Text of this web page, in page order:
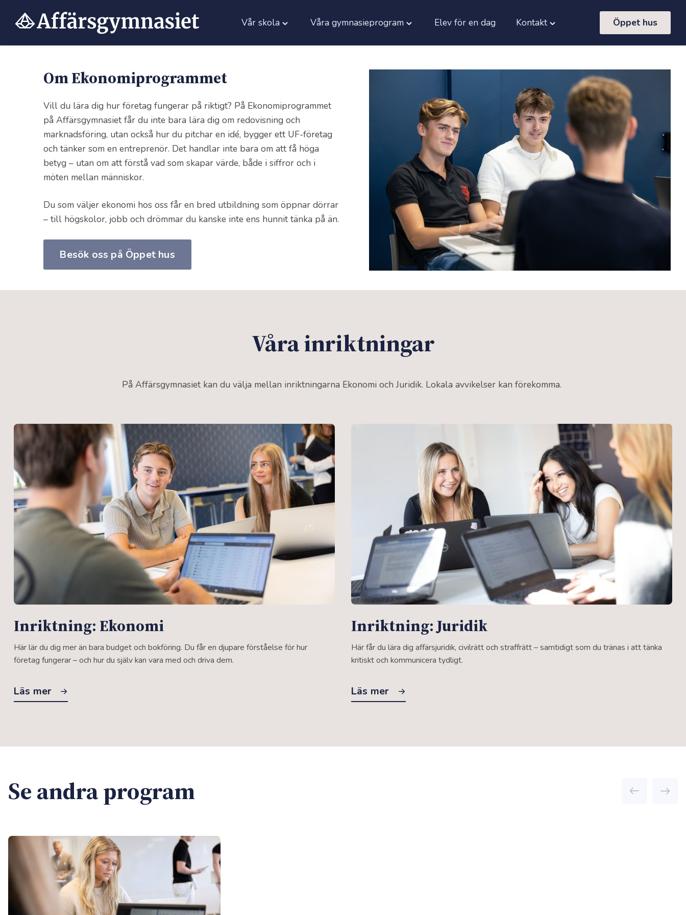
Hoppa
till
Vår skola
"Vår
Våra gymnasie­program
"Våra
program"
Elev för en dag Kontakt
Toggle
"Kontakt"
Öppet hus
Om Ekonomi­programmet
Vill du lära dig hur företag fungerar på riktigt? På Ekonomiprogrammet
på Affärsgymnasiet får du inte bara lära dig om redovisning och
marknadsföring, utan också hur du pitchar en idé, bygger ett UF-företag
och tänker som en entreprenör. Det handlar inte bara om att få höga
betyg – utan om att förstå vad som skapar värde, både i siffror och i
möten mellan människor.
Du som väljer ekonomi hos oss får en bred utbildning som öppnar dörrar
– till högskolor, jobb och drömmar du kanske inte ens hunnit tänka på än.
Besök oss på Öppet hus
Våra inriktningar
På Affärsgymnasiet kan du välja mellan inriktningarna Ekonomi och Juridik. Lokala avvikelser kan förekomma.
Inriktning: Ekonomi
Här lär du dig mer än bara budget och bokföring. Du får en djupare förståelse för hur
företag fungerar – och hur du själv kan vara med och driva dem.
Läs mer
Inriktning: Juridik
Här får du lära dig affärsjuridik, civilrätt och straffrätt – samtidigt som du tränas i att tänka
kritiskt och kommunicera tydligt.
Läs mer
Se andra program